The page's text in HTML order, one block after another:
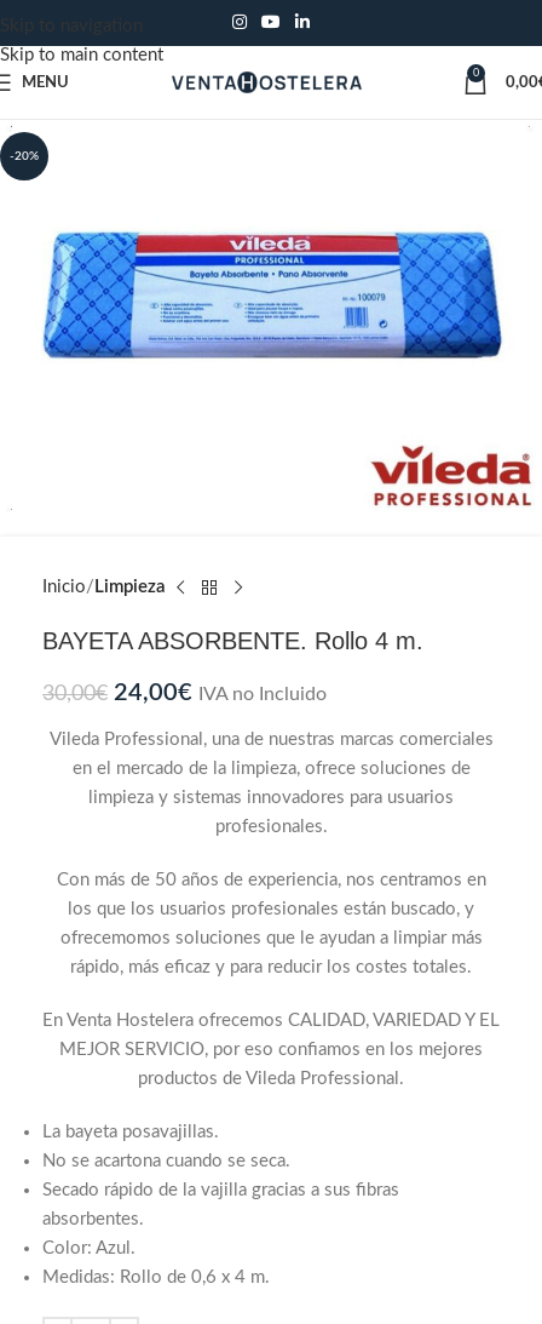
Skip to navigation
Skip to main content
MENU
0
0,00
-20%
Inicio Limpieza
BAYETA ABSORBENTE. Rollo 4 m.
30,00€ 24,00€ IVA no Incluido
Vileda Professional, una de nuestras marcas comerciales
en el mercado de la limpieza, ofrece soluciones de
limpieza y sistemas innovadores para usuarios
profesionales.
Con más de 50 años de experiencia, nos centramos en
los que los usuarios profesionales están buscado, y
ofrecemomos soluciones que le ayudan a limpiar más
rápido, más eficaz y para reducir los costes totales.
En Venta Hostelera ofrecemos CALIDAD, VARIEDAD Y EL
MEJOR SERVICIO, por eso confiamos en los mejores
productos de Vileda Professional.
La bayeta posavajillas.
No se acartona cuando se seca.
Secado rápido de la vajilla gracias a sus fibras
absorbentes.
Color: Azul.
Medidas: Rollo de 0,6 x 4 m.